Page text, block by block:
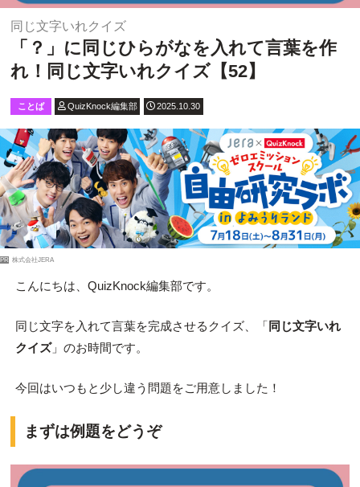
同じ文字いれクイズ
「？」に同じひらがなを入れて言葉を作
れ！同じ文字いれクイズ【52】
ことば QuizKnock編集部 2025.10.30
PR 株式会社JERA
こんにちは、QuizKnock編集部です。
同じ文字を入れて言葉を完成させるクイズ、「 同じ文字いれ
クイズ」のお時間です。
今回はいつもと少し違う問題をご用意しました！
まずは例題をどうぞ